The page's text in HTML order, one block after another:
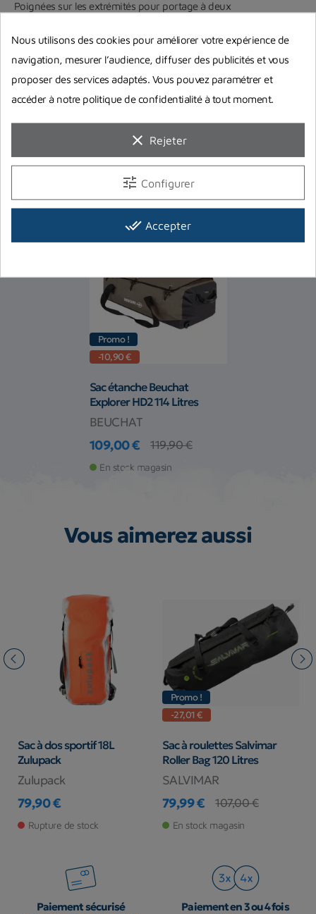
Poignées sur les extrémités pour portage à deux
Permet de loger des palmes de plongée à voilures longues
•Look :
Toile mat
Accessoires
Promo !
-10,90 €
Sac étanche Beuchat
Explorer HD2 114 Litres
BEUCHAT
Prix
109,00 €
Prix de base
119,90 €
En stock magasin
Vous aimerez aussi
Sac à dos sportif 18L
Zulupack
Zulupack
Prix
79,90 €
Rupture de stock
Promo !
-27,01 €
Sac à roulettes Salvimar
Roller Bag 120 Litres
SALVIMAR
Prix
79,99 €
Prix de base
107,00 €
En stock magasin
Paiement sécurisé Paiement en 3 ou 4 fois
Nous utilisons des cookies pour améliorer votre expérience de
navigation, mesurer l’audience, diffuser des publicités et vous
proposer des services adaptés. Vous pouvez paramétrer et
accéder à notre politique de confidentialité à tout moment.
clear Rejeter
tune Configurer
done_all Accepter